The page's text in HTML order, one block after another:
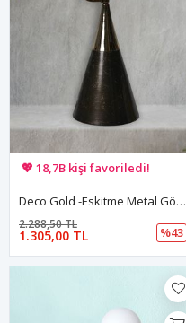
🚚 Hızlı teslimat yapılıyor!
💖 18,7B kişi favoriledi!
💸 Sepette 100 TL indirim!
Deco Gold -Eskitme Metal Gövde Tasarım Lüx Masa Lambası
1.305,00 TL
2.288,50 TL
%43